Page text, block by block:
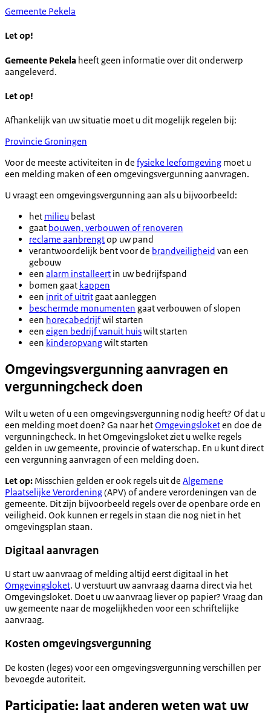
Gemeente Pekela
Let op!
Gemeente Pekela heeft geen informatie over dit onderwerp
aangeleverd.
Let op!
Afhankelijk van uw situatie moet u dit mogelijk regelen bij:
Provincie Groningen
Voor de meeste activiteiten in de fysieke leefomgeving moet u
een melding maken of een omgevingsvergunning aanvragen.
U vraagt een omgevingsvergunning aan als u bijvoorbeeld:
het milieu belast
gaat bouwen, verbouwen of renoveren
reclame aanbrengtop uw pand
verantwoordelijk bent voor de brandveiligheid van een
gebouw
een alarm installeert in uw bedrijfspand
bomen gaat kappen
een inrit of uitritgaat aanleggen
beschermde monumenten gaat verbouwen of slopen
een horecabedrijfwil starten
een eigen bedrijf vanuit huiswilt starten
een kinderopvangwilt starten
Omgevingsvergunning aanvragen en
vergunningcheck doen
Wilt u weten of u een omgevingsvergunning nodig heeft? Of dat u
een melding moet doen? Ga naar hetOmgevingsloketen doe de
vergunningcheck. In het Omgevingsloket ziet u welke regels
gelden in uw gemeente, provincie of waterschap. En u kunt direct
een vergunning aanvragen of een melding doen.
Let op: Misschien gelden er ook regels uit de Algemene
Plaatselijke Verordening(APV) of andere verordeningen van de
gemeente. Dit zijn bijvoorbeeld regels over de openbare orde en
veiligheid. Ook kunnen er regels in staan die nog niet in het
omgevingsplan staan.
Digitaal aanvragen
U start uw aanvraag of melding altijd eerst digitaal in het
Omgevingsloket. U verstuurt uw aanvraag daarna direct via het
Omgevingsloket. Doet u uw aanvraag liever op papier? Vraag dan
uw gemeente naar de mogelijkheden voor een schriftelijke
aanvraag.
Kosten omgevingsvergunning
De kosten (leges) voor een omgevingsvergunning verschillen per
bevoegde autoriteit.
Participatie: laat anderen weten wat uw